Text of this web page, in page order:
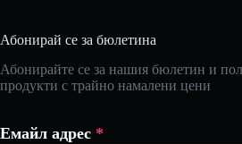
Абонирай се за бюлетина
Абонирайте се за нашия бюлетин и
продукти с трайно намалени цени
Емайл адрес *